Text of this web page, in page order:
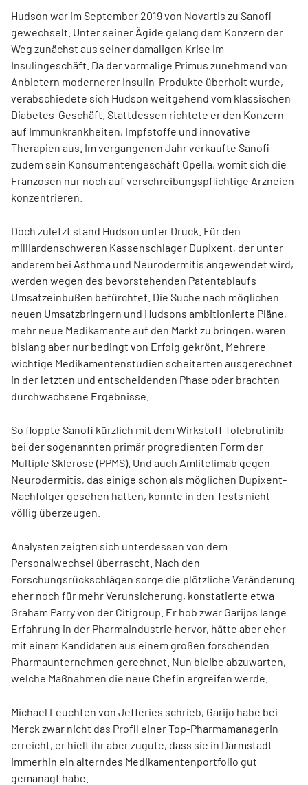
Hudson war im September 2019 von Novartis zu Sanofi
gewechselt. Unter seiner Ägide gelang dem Konzern der
Weg zunächst aus seiner damaligen Krise im
Insulingeschäft. Da der vormalige Primus zunehmend von
Anbietern modernerer Insulin-Produkte überholt wurde,
verabschiedete sich Hudson weitgehend vom klassischen
Diabetes-Geschäft. Stattdessen richtete er den Konzern
auf Immunkrankheiten, Impfstoffe und innovative
Therapien aus. Im vergangenen Jahr verkaufte Sanofi
zudem sein Konsumentengeschäft Opella, womit sich die
Franzosen nur noch auf verschreibungspflichtige Arzneien
konzentrieren.
Doch zuletzt stand Hudson unter Druck. Für den
milliardenschweren Kassenschlager Dupixent, der unter
anderem bei Asthma und Neurodermitis angewendet wird,
werden wegen des bevorstehenden Patentablaufs
Umsatzeinbußen befürchtet. Die Suche nach möglichen
neuen Umsatzbringern und Hudsons ambitionierte Pläne,
mehr neue Medikamente auf den Markt zu bringen, waren
bislang aber nur bedingt von Erfolg gekrönt. Mehrere
wichtige Medikamentenstudien scheiterten ausgerechnet
in der letzten und entscheidenden Phase oder brachten
durchwachsene Ergebnisse.
So floppte Sanofi kürzlich mit dem Wirkstoff Tolebrutinib
bei der sogenannten primär progredienten Form der
Multiple Sklerose (PPMS). Und auch Amlitelimab gegen
Neurodermitis, das einige schon als möglichen Dupixent-
Nachfolger gesehen hatten, konnte in den Tests nicht
völlig überzeugen.
Analysten zeigten sich unterdessen von dem
Personalwechsel überrascht. Nach den
Forschungsrückschlägen sorge die plötzliche Veränderung
eher noch für mehr Verunsicherung, konstatierte etwa
Graham Parry von der Citigroup. Er hob zwar Garijos lange
Erfahrung in der Pharmaindustrie hervor, hätte aber eher
mit einem Kandidaten aus einem großen forschenden
Pharmaunternehmen gerechnet. Nun bleibe abzuwarten,
welche Maßnahmen die neue Chefin ergreifen werde.
Michael Leuchten von Jefferies schrieb, Garijo habe bei
Merck zwar nicht das Profil einer Top-Pharmamanagerin
erreicht, er hielt ihr aber zugute, dass sie in Darmstadt
immerhin ein alterndes Medikamentenportfolio gut
gemanagt habe.